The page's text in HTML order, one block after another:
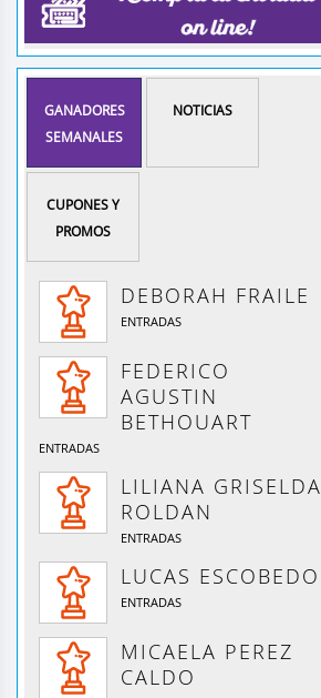
GANADORES
SEMANALES
NOTICIAS
CUPONES Y
PROMOS
DEBORAH FRAILE
ENTRADAS
FEDERICO
AGUSTIN
BETHOUART
ENTRADAS
LILIANA GRISELDA
ROLDAN
ENTRADAS
LUCAS ESCOBEDO
ENTRADAS
MICAELA PEREZ
CALDO